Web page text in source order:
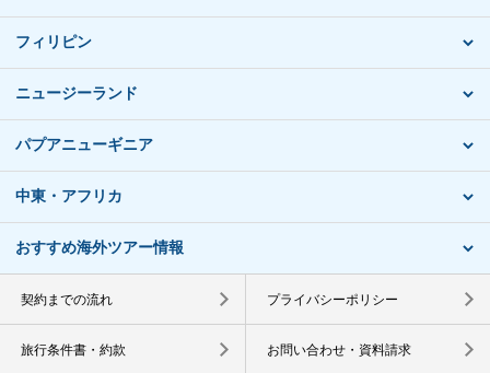
フィリピン
ニュージーランド
パプアニューギニア
中東・アフリカ
おすすめ海外ツアー情報
契約までの流れ プライバシーポリシー
旅行条件書・約款 お問い合わせ・資料請求